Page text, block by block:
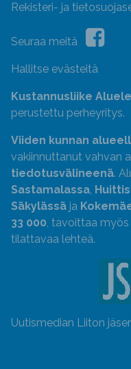
Rekisteri- ja
Seuraa meitä
Hallitse evästeitä
Kustannusliike
perustettu perheyritys.
Viiden kunnan
vakiinnuttanut vahvan
tiedotusvälineenä.
Sastamalassa,
Säkylässä ja
33 000, tavoittaa
tilattavaa lehteä.
Uutismedian Liiton